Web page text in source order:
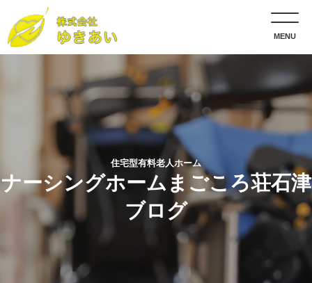
MENU
住宅型有料老人ホーム
ナーシングホームまごころ荘石津
ブログ